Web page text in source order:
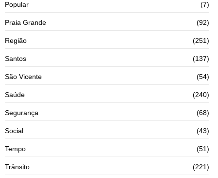
Popular (7)
Praia Grande (92)
Região (251)
Santos (137)
São Vicente (54)
Saúde (240)
Segurança (68)
Social (43)
Tempo (51)
Trânsito (221)